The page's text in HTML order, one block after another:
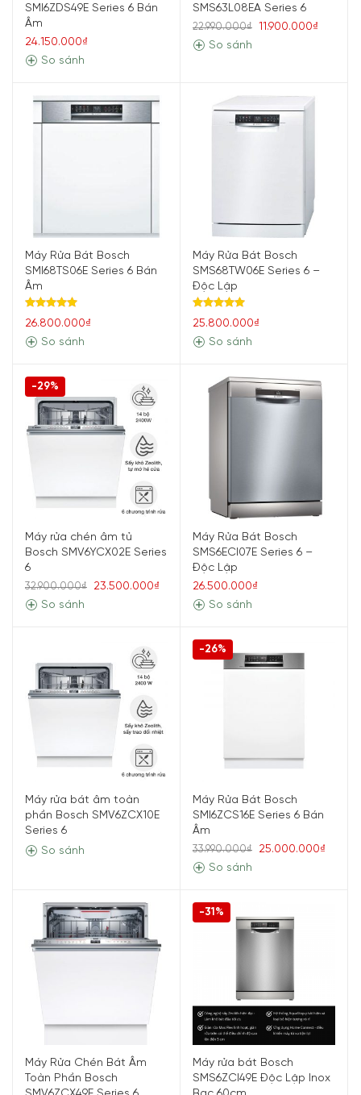
SMI6ZDS49E Series 6 Bán
Âm
24.150.000₫
So sánh
SMS63L08EA Series 6
22.990.000₫
11.900.000₫
So sánh
Máy Rửa Bát Bosch
SMI68TS06E Series 6 Bán
Âm
Được xếp
hạng5.00
5 sao
26.800.000₫
So sánh
Máy Rửa Bát Bosch
SMS68TW06E Series 6 –
Độc Lập
Được xếp
hạng5.00
5 sao
25.800.000₫
So sánh
-29%
Máy rửa chén âm tủ
Bosch SMV6YCX02E Series
6
32.900.000₫
23.500.000₫
So sánh
Máy Rửa Bát Bosch
SMS6ECI07E Series 6 –
Độc Lập
26.500.000₫
So sánh
Máy rửa bát âm toàn
phần Bosch SMV6ZCX10E
Series 6
So sánh
-26%
Máy Rửa Bát Bosch
SMI6ZCS16E Series 6 Bán
Âm
33.990.000₫
25.000.000₫
So sánh
Máy Rửa Chén Bát Âm
Toàn Phần Bosch
-31%
Máy rửa bát Bosch
SMS6ZCI49E Độc Lập Inox